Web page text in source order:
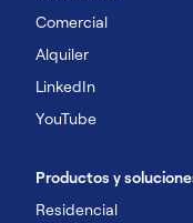
Comercial
Alquiler
LinkedIn
YouTube
Productos y
Residencial